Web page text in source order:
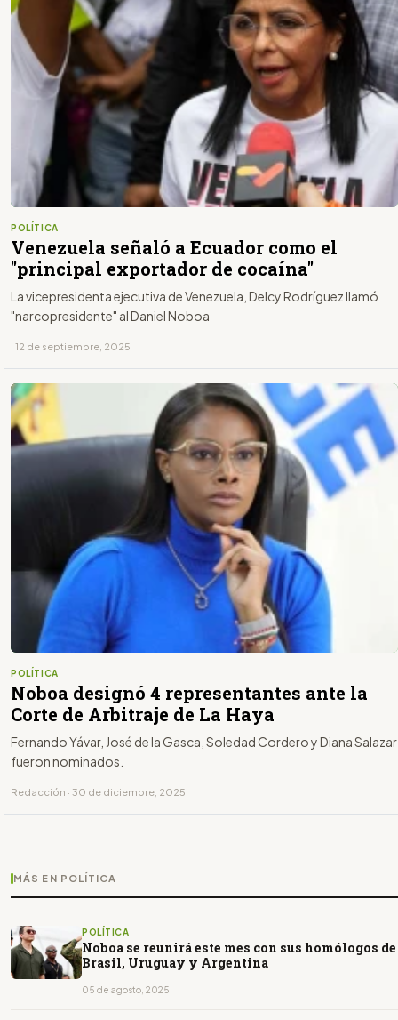
POLÍTICA
Venezuela señaló a Ecuador como el
"principal exportador de cocaína"
La vicepresidenta ejecutiva de Venezuela, Delcy Rodríguez llamó
"narcopresidente" al Daniel Noboa
· 12 de septiembre, 2025
POLÍTICA
Noboa designó 4 representantes ante la
Corte de Arbitraje de La Haya
Fernando Yávar, José de la Gasca, Soledad Cordero y Diana Salazar
fueron nominados.
Redacción · 30 de diciembre, 2025
MÁS EN POLÍTICA
POLÍTICA
Noboa se reunirá este mes con sus homólogos de
Brasil, Uruguay y Argentina
05 de agosto, 2025